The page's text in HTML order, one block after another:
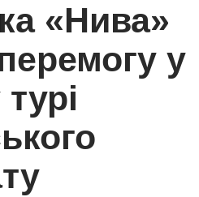
«Нива»
у